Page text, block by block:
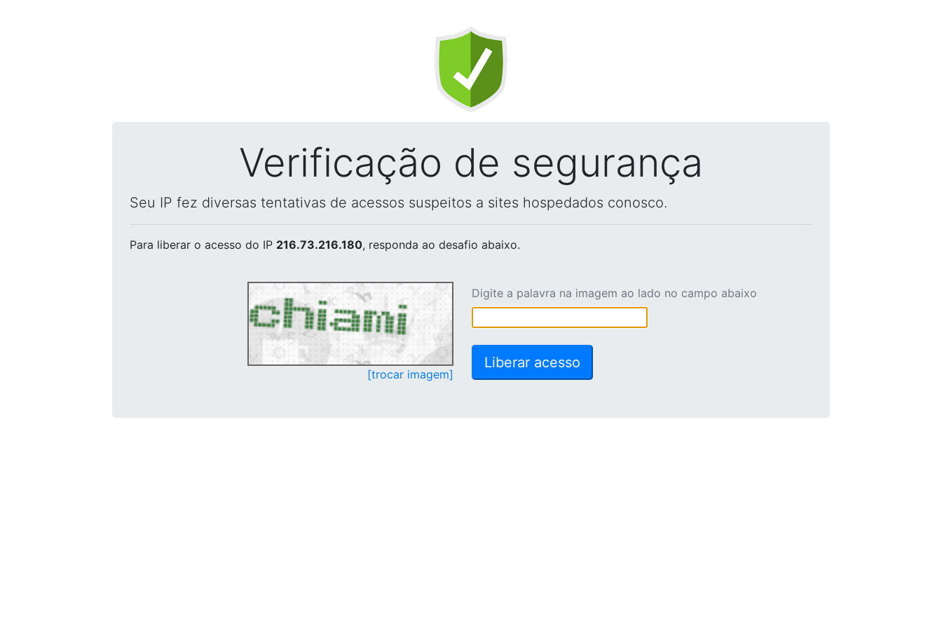
Verificação de segurança
Seu IP fez diversas tentativas de acessos suspeitos a sites hospedados conosco.
Para liberar o acesso do IP 216.73.216.180, responda ao desafio abaixo.
[trocar imagem]
Digite a palavra na imagem ao lado no campo abaixo